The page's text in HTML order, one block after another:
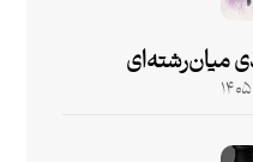
میان‌رشته‌ای
۲۸